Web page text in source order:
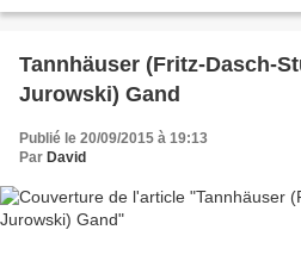
Tannhäuser (Fritz-Dasch-
Jurowski) Gand
Publié le 20/09/2015 à 19:13
Par David